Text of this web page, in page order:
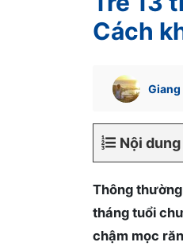
Cách
Giang
Nội dung
Thông
tháng tuổi
chậm mọc